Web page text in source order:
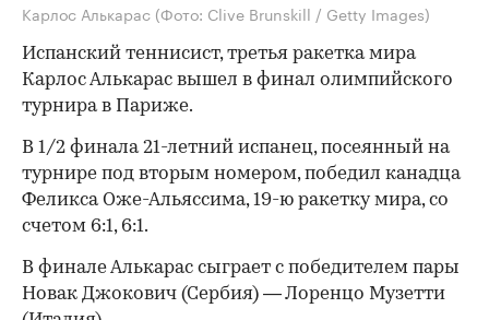
Карлос Алькарас (Фото: Clive Brunskill / Getty Images)
Испанский теннисист, третья ракетка мира
Карлос Алькарас вышел в финал олимпийского
турнира в Париже.
В 1/2 финала 21-летний испанец, посеянный на
турнире под вторым номером, победил канадца
Феликса Оже-Альяссима, 19-ю ракетку мира, со
счетом 6:1, 6:1.
В финале Алькарас сыграет с победителем пары
Новак Джокович (Сербия) — Лоренцо Музетти